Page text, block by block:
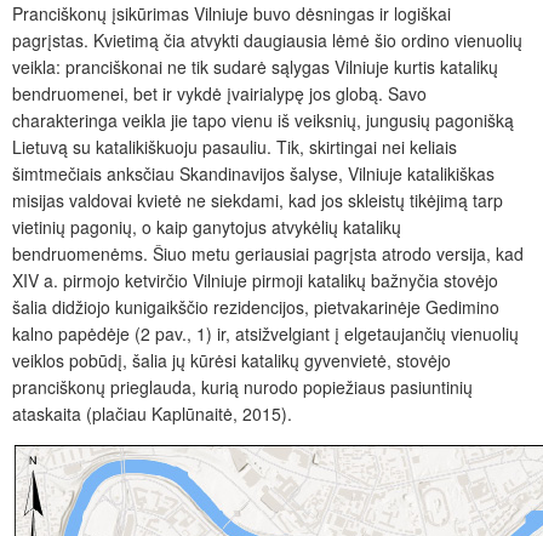
Pranciškonų įsikūrimas Vilniuje buvo dėsningas ir logiškai
pagrįstas. Kvietimą čia atvykti daugiausia lėmė šio ordino vienuolių
veikla: pranciškonai ne tik sudarė sąlygas Vilniuje kurtis katalikų
bendruomenei, bet ir vykdė įvairialypę jos globą. Savo
charakteringa veikla jie tapo vienu iš veiksnių, jungusių pagonišką
Lietuvą su katalikiškuoju pasauliu. Tik, skirtingai nei keliais
šimtmečiais anksčiau Skandinavijos šalyse, Vilniuje katalikiškas
misijas valdovai kvietė ne siekdami, kad jos skleistų tikėjimą tarp
vietinių pagonių, o kaip ganytojus atvykėlių katalikų
bendruomenėms. Šiuo metu geriausiai pagrįsta atrodo versija, kad
XIV a. pirmojo ketvirčio Vilniuje pirmoji katalikų bažnyčia stovėjo
šalia didžiojo kunigaikščio rezidencijos, pietvakarinėje Gedimino
kalno papėdėje (2 pav., 1) ir, atsižvelgiant į elgetaujančių vienuolių
veiklos pobūdį, šalia jų kūrėsi katalikų gyvenvietė, stovėjo
pranciškonų prieglauda, kurią nurodo popiežiaus pasiuntinių
ataskaita (plačiau Kaplūnaitė, 2015).